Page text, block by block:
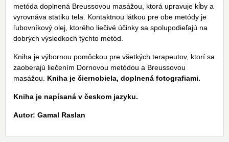
metóda doplnená Breussovou masážou, ktorá upravuje kĺby a
vyrovnáva statiku tela. Kontaktnou látkou pre obe metódy je
ľubovníkový olej, ktorého liečivé účinky sa spolupodieľajú na
dobrých výsledkoch týchto metód.
Kniha je výbornou pomôckou pre všetkých terapeutov, ktorí sa
zaoberajú liečením Dornovou metódou a Breussovou
masážou. Kniha je čiernobiela, doplnená fotografiami.
Kniha je napísaná v českom jazyku.
Autor: Gamal Raslan